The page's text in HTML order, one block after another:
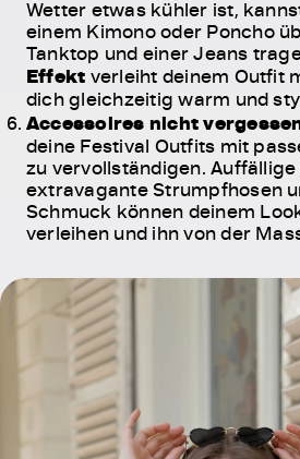
Wetter etwas kühler ist,
einem Kimono oder Poncho
Tanktop und einer Jeans
Effekt verleiht deinem Outfit
dich gleichzeitig warm und
Accessoires nicht
deine Festival Outfits mit
zu vervollständigen.
extravagante Strumpfhosen
Schmuck können deinem
verleihen und ihn von der